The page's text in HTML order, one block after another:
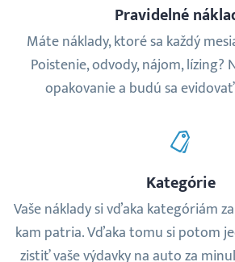
Pravidelné
Máte náklady, ktoré sa každý
Poistenie, odvody, nájom, lízing?
opakovanie a budú sa
Kategórie
Vaše náklady si vďaka kategóriám
kam patria. Vďaka tomu si potom
zistiť vaše výdavky na auto za